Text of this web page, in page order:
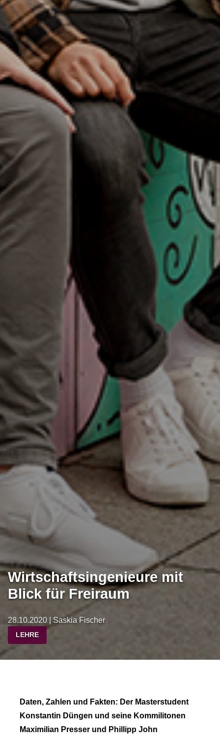
Wirtschaftsingenieure mit
Blick für Freiraum
28.10.2020 | Saskia Fischer
LEHRE
Daten, Zahlen und Fakten: Der Masterstudent
Konstantin Düngen und seine Kommilitonen
Maximilian Presser und Phillipp John